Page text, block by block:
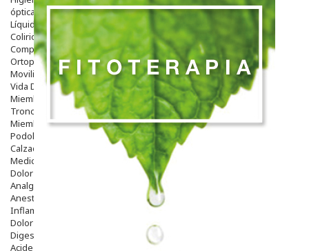
óptica
Líquidos Lentillas
Colirios
Complementos Alimentarios.
Ortopedia - Accesorios
Movilidad
Vida Diaria
Miembro Superior
Tronco
Miembro Inferior
Podología
Calzado
Medicamentos
Dolor E Inflamación
Analgésicos
Anestésicos
Inflamación Articulaciones
Dolor Muscular / Articular
Digestivo
Acidez, Gases Y Ardores